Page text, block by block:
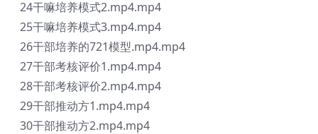
24干嘛培养模式2.mp4.mp4
25干嘛培养模式3.mp4.mp4
26干部培养的721模型.mp4.mp4
27干部考核评价1.mp4.mp4
28干部考核评价2.mp4.mp4
29干部推动方1.mp4.mp4
30干部推动方2.mp4.mp4